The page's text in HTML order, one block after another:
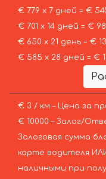
€ 779 х 7 дней = €
€ 701 х 14 дней = €
€ 650 х 21 день = €
€ 585 х 28 дней = €
€ 3 / км – Цена за
€ 10000 – Залог/
Залоговая сумма
карте водителя
наличными при